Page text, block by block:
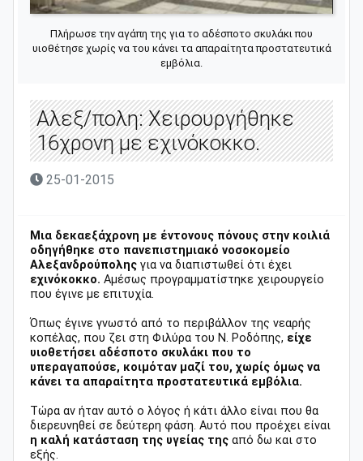
Πλήρωσε την αγάπη της για το αδέσποτο σκυλάκι που
υιοθέτησε χωρίς να του κάνει τα απαραίτητα προστατευτικά
εμβόλια.
Αλεξ/πολη: Χειρουργήθηκε
16χρονη με εχινόκοκκο.
25-01-2015
Μια δεκαεξάχρονη με έντονους πόνους στην κοιλιά
οδηγήθηκε στο πανεπιστημιακό νοσοκομείο
Αλεξανδρούπολης για να διαπιστωθεί ότι έχει
εχινόκοκκο. Αμέσως προγραμματίστηκε χειρουργείο
που έγινε με επιτυχία.
Όπως έγινε γνωστό από το περιβάλλον της νεαρής
κοπέλας, που ζει στη Φιλύρα του Ν. Ροδόπης, είχε
υιοθετήσει αδέσποτο σκυλάκι που το
υπεραγαπούσε, κοιμόταν μαζί του, χωρίς όμως να
κάνει τα απαραίτητα προστατευτικά εμβόλια.
Τώρα αν ήταν αυτό ο λόγος ή κάτι άλλο είναι που θα
διερευνηθεί σε δεύτερη φάση. Αυτό που προέχει είναι
η καλή κατάσταση της υγείας της από δω και στο
εξής.